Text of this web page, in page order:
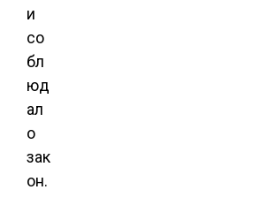
и
со
бл
юд
ал
о
зак
он.